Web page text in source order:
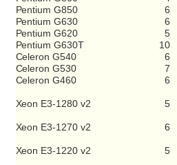
Pentium G850
6
Pentium G630
6
Pentium G620
5
Pentium G630T
10
Celeron G540
6
Celeron G530
7
Celeron G460
6
Xeon E3-1280 v2 5
Xeon E3-1270 v2 6
Xeon E3-1220 v2 5